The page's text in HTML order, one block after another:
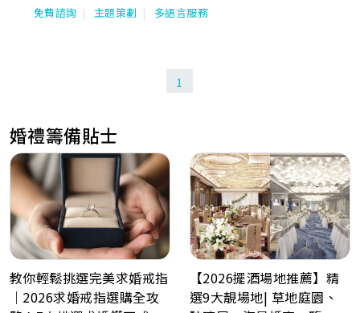
免費諮詢 主題策劃 多語言服務
1
婚禮籌備貼士
教你輕鬆挑選完美求婚戒指
｜2026求婚戒指選購全攻
【2026擺酒場地推薦】精
選9大靚場地| 草地庭園、